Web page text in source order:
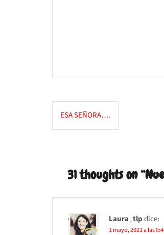
Navegación
de
ESA SEÑORA….
31 thoughts on “
Laura_tlpdice:
1 mayo, 2021 a las